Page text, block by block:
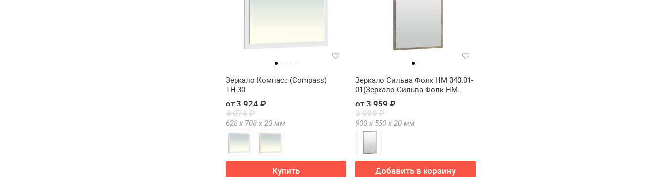
Зеркало Компасс (Compass)
ТН-30
от 3 924 ₽
4 074 ₽
628 х 708 х 20 мм
Купить
Зеркало Сильва Фолк НМ 040.01-
01(Зеркало Сильва Фолк НМ
040.01-01)
от 3 959 ₽
3 999 ₽
900 х 550 х 20 мм
Добавить в корзину